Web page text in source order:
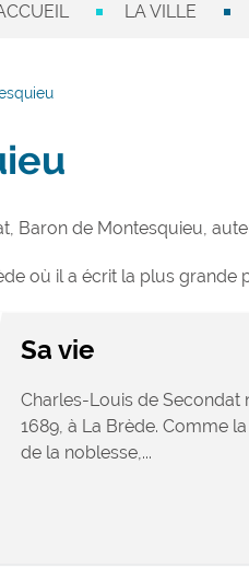
LA VILLE
Baron de Montesquieu,
où il a écrit la plus
Sa vie
Charles-Louis de Secondat
1689, à La Brède. Comme
de la noblesse,...